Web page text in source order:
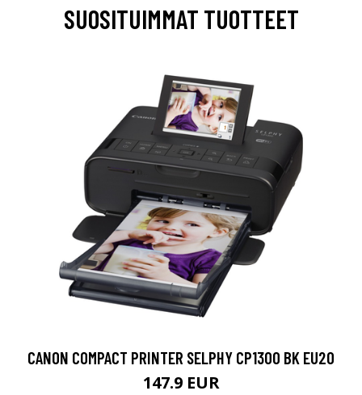
SUOSITUIMMAT TUOTTEET
CANON COMPACT PRINTER SELPHY CP1300 BK EU20
147.9 EUR